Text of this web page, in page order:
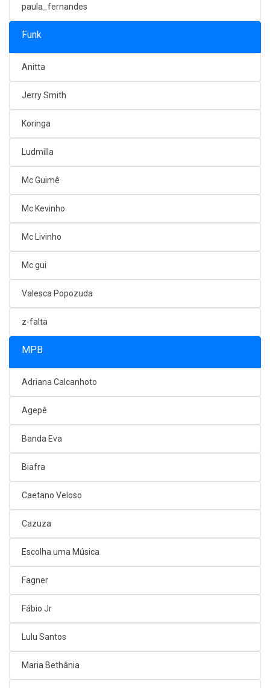
paula_fernandes
Funk
Anitta
Jerry Smith
Koringa
Ludmilla
Mc Guimê
Mc Kevinho
Mc Livinho
Mc gui
Valesca Popozuda
z-falta
MPB
Adriana Calcanhoto
Agepê
Banda Eva
Biafra
Caetano Veloso
Cazuza
Escolha uma Música
Fagner
Fábio Jr
Lulu Santos
Maria Bethânia